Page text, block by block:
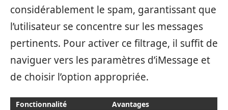
considérablement le spam, garantissant que
l’utilisateur se concentre sur les messages
pertinents. Pour activer ce filtrage, il suffit de
naviguer vers les paramètres d’iMessage et
de choisir l’option appropriée.
Fonctionnalité Avantages